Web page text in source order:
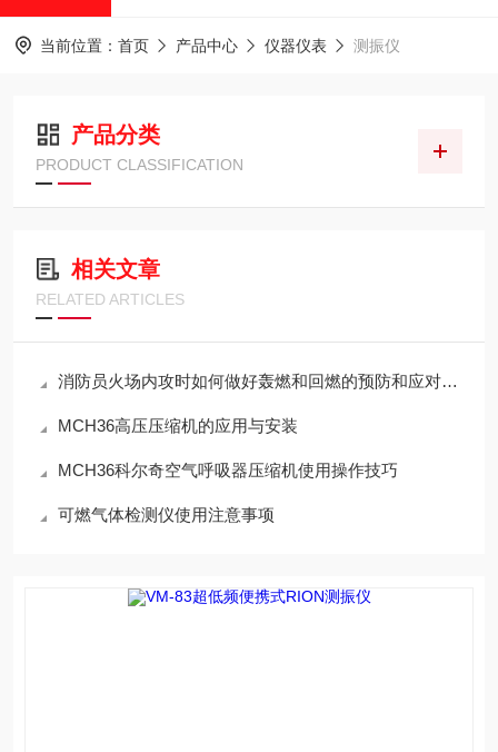
当前位置： 首页 产品中心 仪器仪表 测振仪
产品分类
PRODUCT CLASSIFICATION
相关文章
RELATED ARTICLES
消防员火场内攻时如何做好轰燃和回燃的预防和应对措施
MCH36高压压缩机的应用与安装
MCH36科尔奇空气呼吸器压缩机使用操作技巧
可燃气体检测仪使用注意事项